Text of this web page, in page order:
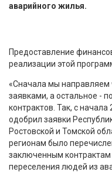
аварийного жилья.
Предоставление
реализации этой
«Сначала мы направляем
заявками, а остальное -
контрактов. Так, с
одобрил заявки
Ростовской и Томской
регионам было
заключенным контрактам
переселения людей из